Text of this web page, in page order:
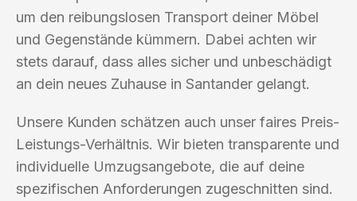
um den reibungslosen Transport deiner Möbel
und Gegenstände kümmern. Dabei achten wir
stets darauf, dass alles sicher und unbeschädigt
an dein neues Zuhause in Santander gelangt.
Unsere Kunden schätzen auch unser faires Preis-
Leistungs-Verhältnis. Wir bieten transparente und
individuelle Umzugsangebote, die auf deine
spezifischen Anforderungen zugeschnitten sind.